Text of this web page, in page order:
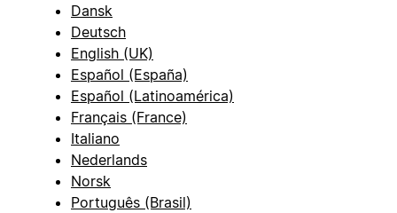
Dansk
Deutsch
English (UK)
Español (España)
Español (Latinoamérica)
Français (France)
Italiano
Nederlands
Norsk
Português (Brasil)